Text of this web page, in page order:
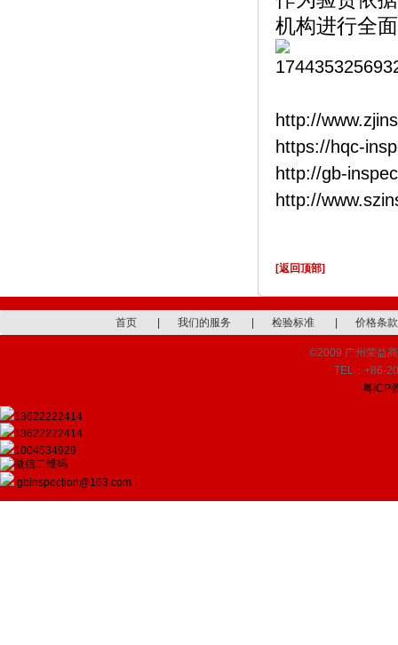
机构进行全
http://
https://hqc-
http://gb-
http://
[返回顶部]
首页 我们的服务 检验标准 价格条款
©2009 广州荣益
TEL：+86-
粤ICP
13622222414
13622222414
1004534929
gbinspection@163.com